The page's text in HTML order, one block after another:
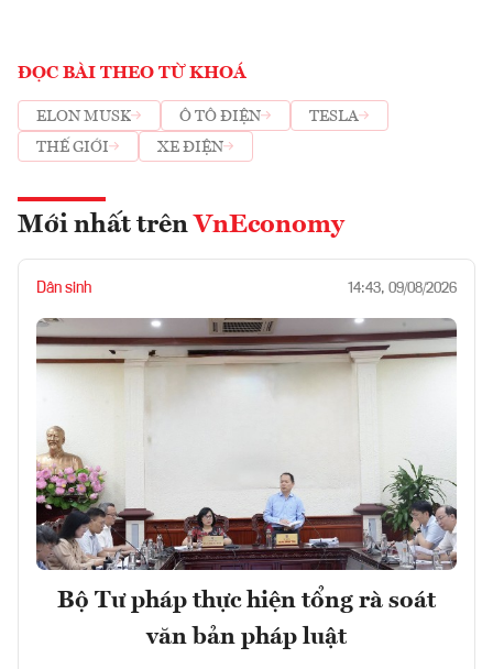
ĐỌC BÀI THEO TỪ KHOÁ
ELON MUSK Ô TÔ ĐIỆN
TESLA
THẾ GIỚI
XE ĐIỆN
Mới nhất trên VnEconomy
Dân sinh 14:43, 09/08/2026
Bộ Tư pháp thực hiện tổng rà soát
văn bản pháp luật